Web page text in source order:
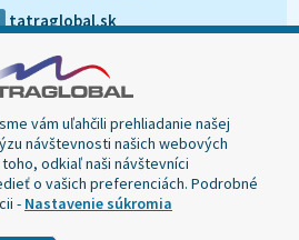
tatraglobal.sk
vám uľahčili prehliadanie našej
návštevnosti našich webových
odkiaľ naši návštevníci
o vašich preferenciách. Podrobné
- Nastavenie súkromia